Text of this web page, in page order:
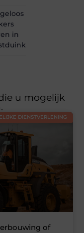
in
u mogelijk
DIENSTVERLENING
of